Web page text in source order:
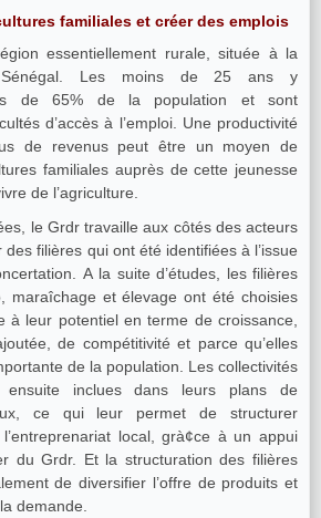
familiales et créer des emplois
essentiellement rurale, située à la
Les moins de 25 ans y
de 65% de la population et sont
d’accès à l’emploi. Une productivité
de revenus peut être un moyen de
familiales auprès de cette jeunesse
de l’agriculture.
le Grdr travaille aux côtés des acteurs
filières qui ont été identifiées à l’issue
A la suite d’études, les filières
maraîchage et élevage ont été choisies
à leur potentiel en terme de croissance,
de compétitivité et parce qu’elles
de la population. Les collectivités
inclues dans leurs plans de
ce qui leur permet de structurer
l’entreprenariat local, grà¢ce à un appui
du Grdr. Et la structuration des filières
de diversifier l’offre de produits et
demande.